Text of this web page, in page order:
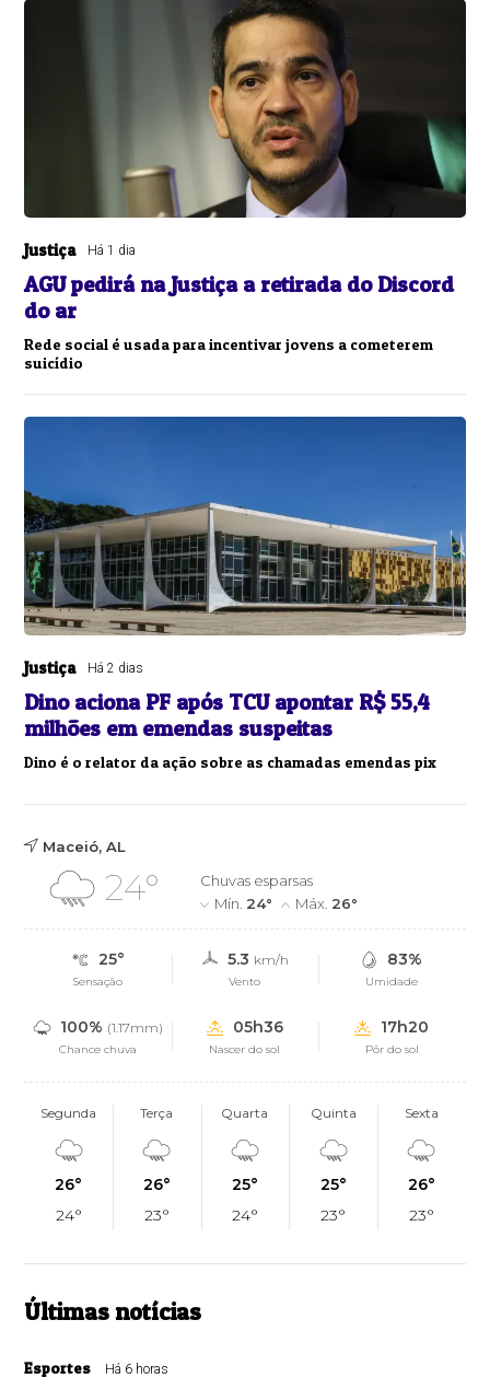
Justiça Há 1 dia
AGU pedirá na Justiça a retirada do Discord
do ar
Rede social é usada para incentivar jovens a cometerem
suicídio
Justiça Há 2 dias
Dino aciona PF após TCU apontar R$ 55,4
milhões em emendas suspeitas
Dino é o relator da ação sobre as chamadas emendas pix
Maceió, AL
24°
Chuvas esparsas
Mín. 24° Máx. 26°
25°
Sensação
5.3 km/h
Vento
83%
Umidade
100% (1.17mm)
Chance chuva
05h36
Nascer do sol
17h20
Pôr do sol
Segunda
26°
24°
Terça
26°
23°
Quarta
25°
24°
Quinta
25°
23°
Sexta
26°
23°
Últimas notícias
Esportes Há 6 horas